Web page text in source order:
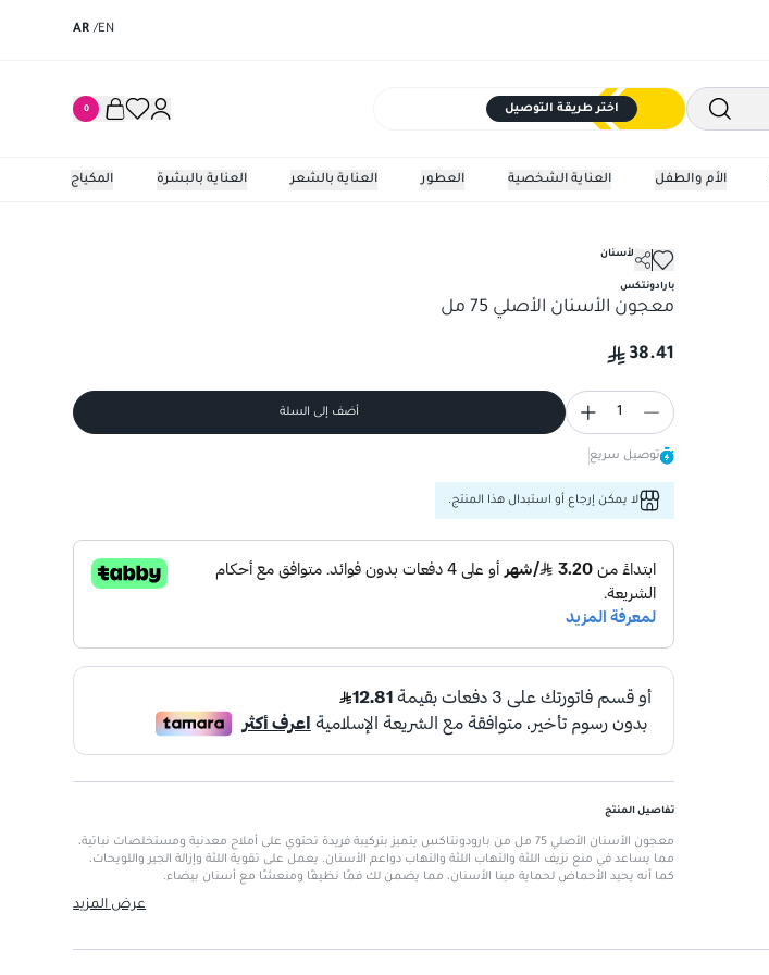
EN
/
AR
اختر طريقة التوصيل 0
المكياج العناية بالبشرة العناية بالشعر العطور العناية الشخصية الأم والطفل
معجون الأسنان
بارادونتكس
معجون الأسنان الأصلي 75 مل
38.41
1 أضف إلى السلة
توصيل سريع
لا يمكن إرجاع أو استبدال هذا المنتج.
تفاصيل المنتج
معجون الأسنان الأصلي 75 مل من بارودونتاكس يتميز بتركيبة فريدة تحتوي على أملاح معدنية ومستخلصات نباتية،
مما يساعد في منع نزيف اللثة والتهاب اللثة والتهاب دواعم الأسنان. يعمل على تقوية اللثة وإزالة الجير واللويحات،
كما أنه يحيد الأحماض لحماية مينا الأسنان، مما يضمن لك فمًا نظيفًا ومنعشًا مع أسنان بيضاء.
الفعالية:إزالة فعالة لللويحات وتمنع نزيف اللثة والتهابها.
عرض المزيد